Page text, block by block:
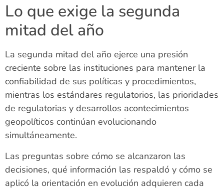
Lo que exige la segunda
mitad del año
La segunda mitad del año ejerce una presión
creciente sobre las instituciones para mantener la
confiabilidad de sus políticas y procedimientos,
mientras los estándares regulatorios, las prioridades
de regulatorias y desarrollos acontecimientos
geopolíticos continúan evolucionando
simultáneamente.
Las preguntas sobre cómo se alcanzaron las
decisiones, qué información las respaldó y cómo se
aplicó la orientación en evolución adquieren cada